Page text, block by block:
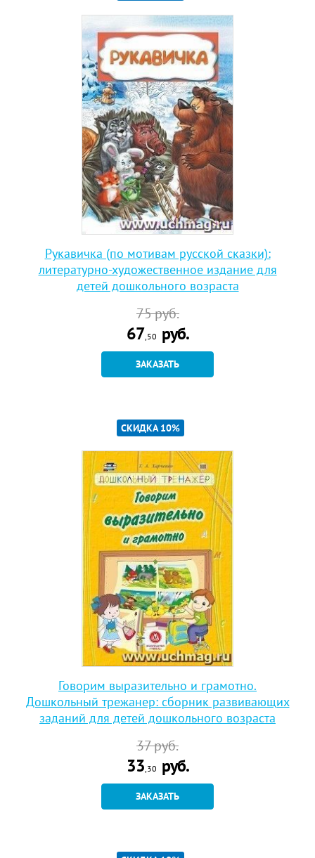
Рукавичка (по мотивам русской сказки):
литературно-художественное издание для
детей дошкольного возраста
75руб.
67,50 руб.
ЗАКАЗАТЬ
СКИДКА 10%
Говорим выразительно и грамотно.
Дошкольный трежанер: сборник развивающих
заданий для детей дошкольного возраста
37руб.
33 ,30 руб.
ЗАКАЗАТЬ